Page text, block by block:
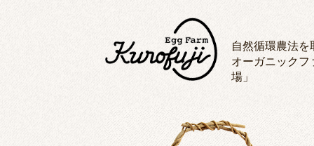
自然循環農法を
オーガニックフ
場」